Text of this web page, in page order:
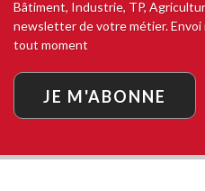
Bâtiment, Industrie, TP,
newsletter de votre métier.
tout moment
JE M'ABONNE